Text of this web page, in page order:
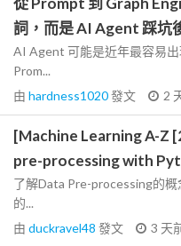
詞，而是 AI Agent 踩坑
AI Agent 可能是近年最容易
Prom...
由 hardness1020發文 2
[Machine Learning A-Z
pre-processing with
了解Data Pre-processing的
的...
由 duckravel48 發文 3 天